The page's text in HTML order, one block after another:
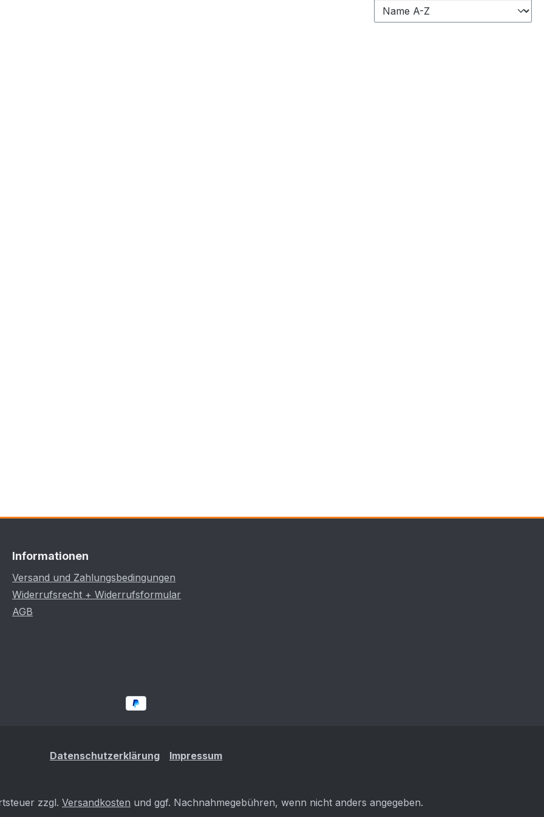
Informationen
Versand und Zahlungsbedingungen
Widerrufsrecht + Widerrufsformular
AGB
Datenschutzerklärung Impressum
zzgl. Versandkosten und ggf. Nachnahmegebühren, wenn nicht anders angegeben.